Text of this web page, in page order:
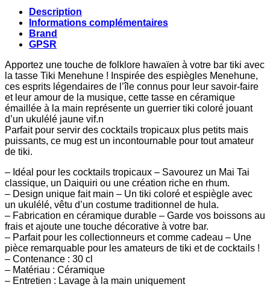
Description
Informations complémentaires
Brand
GPSR
Apportez une touche de folklore hawaïen à votre bar tiki avec
la tasse Tiki Menehune ! Inspirée des espiègles Menehune,
ces esprits légendaires de l’île connus pour leur savoir-faire
et leur amour de la musique, cette tasse en céramique
émaillée à la main représente un guerrier tiki coloré jouant
d’un ukulélé jaune vif.n
Parfait pour servir des cocktails tropicaux plus petits mais
puissants, ce mug est un incontournable pour tout amateur
de tiki.
– Idéal pour les cocktails tropicaux – Savourez un Mai Tai
classique, un Daiquiri ou une création riche en rhum.
– Design unique fait main – Un tiki coloré et espiègle avec
un ukulélé, vêtu d’un costume traditionnel de hula.
– Fabrication en céramique durable – Garde vos boissons au
frais et ajoute une touche décorative à votre bar.
– Parfait pour les collectionneurs et comme cadeau – Une
pièce remarquable pour les amateurs de tiki et de cocktails !
– Contenance : 30 cl
– Matériau : Céramique
– Entretien : Lavage à la main uniquement